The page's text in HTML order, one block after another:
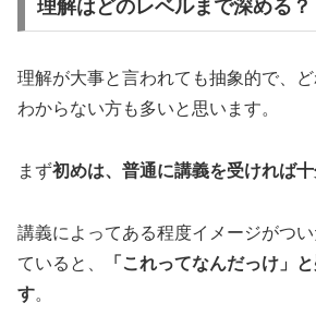
理解はどのレベルまで深める？
理解が大事と言われても抽象的で、
わからない方も多いと思います。
まず初めは、普通に講義を受ければ
講義によってある程度イメージがつ
ていると、
「これってなんだっけ」
す。